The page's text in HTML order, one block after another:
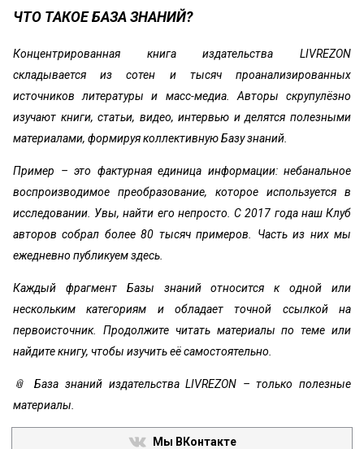
ЧТО ТАКОЕ БАЗА ЗНАНИЙ?
Концентрированная книга издательства LIVREZON
складывается из сотен и тысяч проанализированных
источников литературы и масс-медиа. Авторы скрупулёзно
изучают книги, статьи, видео, интервью и делятся полезными
материалами, формируя коллективную Базу знаний.
Пример – это фактурная единица информации: небанальное
воспроизводимое преобразование, которое используется в
исследовании. Увы, найти его непросто. С 2017 года наш Клуб
авторов собрал более 80 тысяч примеров. Часть из них мы
ежедневно публикуем здесь.
Каждый фрагмент Базы знаний относится к одной или
нескольким категориям и обладает точной ссылкой на
первоисточник. Продолжите читать материалы по теме или
найдите книгу, чтобы изучить её самостоятельно.
📎 База знаний издательства LIVREZON – только полезные
материалы.
Мы ВКонтакте